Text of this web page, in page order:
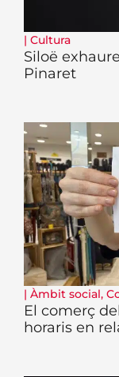
| Cultura
Siloë
Pinaret
| Àmbit social,
El comerç
horaris en